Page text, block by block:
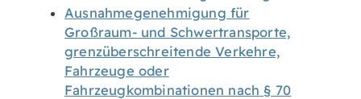
Ausnahmegenehmigung für
Großraum- und Schwertransporte,
grenzüberschreitende Verkehre,
Fahrzeuge oder
Fahrzeugkombinationen nach § 70